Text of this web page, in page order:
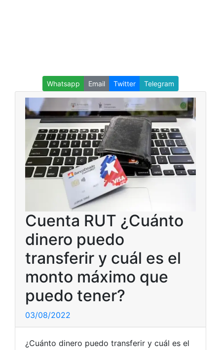
Whatsapp Email Twitter Telegram
Cuenta RUT ¿Cuánto
dinero puedo
transferir y cuál es el
monto máximo que
puedo tener?
03/08/2022
¿Cuánto dinero puedo transferir y cuál es el